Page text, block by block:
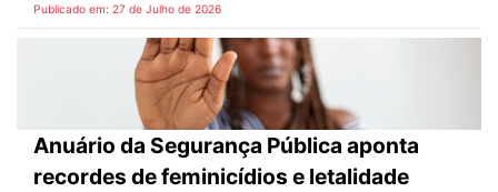
Publicado em: 27 de Julho de 2026
Anuário da Segurança Pública aponta
recordes de feminicídios e letalidade